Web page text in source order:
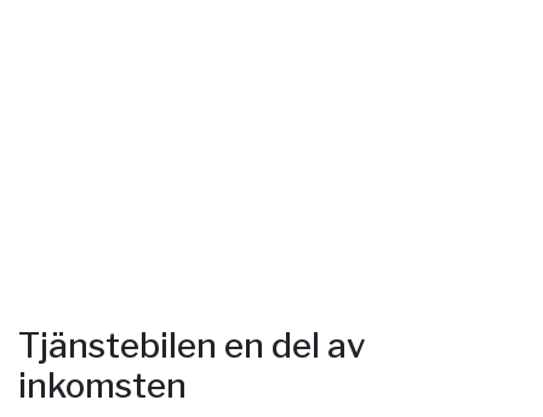
Tjänstebilen en del av
inkomsten